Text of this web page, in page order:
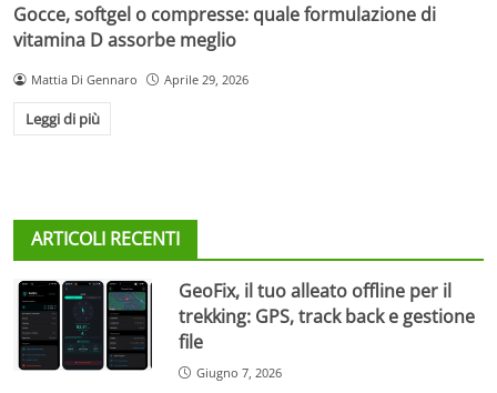
Gocce, softgel o compresse: quale formulazione di
vitamina D assorbe meglio
Mattia Di Gennaro Aprile 29, 2026
Leggi di più
ARTICOLI RECENTI
GeoFix, il tuo alleato offline per il
trekking: GPS, track back e gestione
file
Giugno 7, 2026